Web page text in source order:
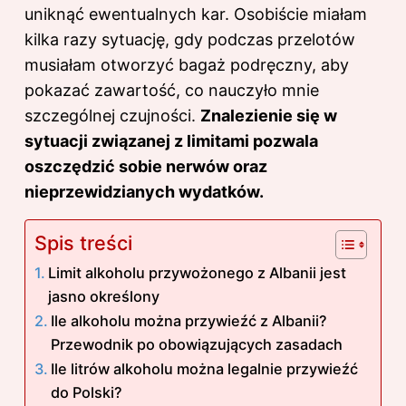
uniknąć ewentualnych kar. Osobiście miałam
kilka razy sytuację, gdy podczas przelotów
musiałam otworzyć bagaż podręczny, aby
pokazać zawartość, co nauczyło mnie
szczególnej czujności. Znalezienie się w
sytuacji związanej z limitami pozwala
oszczędzić sobie nerwów oraz
nieprzewidzianych wydatków.
Spis treści
Limit alkoholu przywożonego z Albanii jest
jasno określony
Ile alkoholu można przywieźć z Albanii?
Przewodnik po obowiązujących zasadach
Ile litrów alkoholu można legalnie przywieźć
do Polski?